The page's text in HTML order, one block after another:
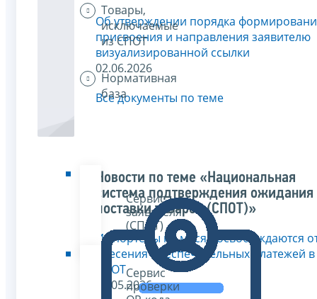
Товары,
исключаемые
из СПОТ
Нормативная
база
Сервис
заявителя
(СПОТ)
Сервис
проверки
Об утверждении порядка
присвоения и направления заявителю
визуализированной ссылки
02.06.2026
Все документы по теме
Новости по теме «Национальная
система подтверждения ожидания
поставки товаров (СПОТ)»
Импортеры на месяц освобождаются
внесения обеспечительных платежей в
СПОТ
30.05.2026